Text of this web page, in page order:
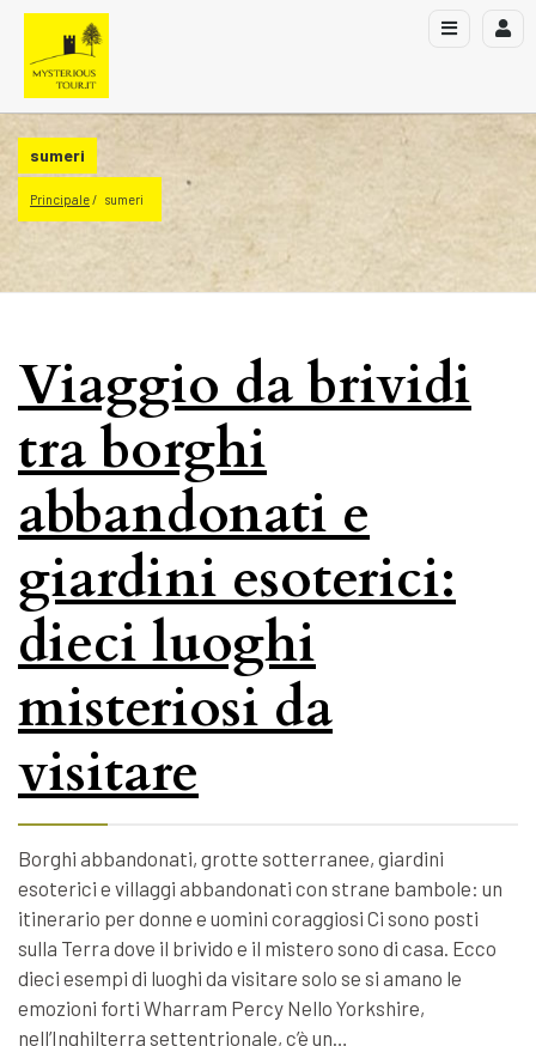
sumeri
Principale sumeri
Viaggio da brividi
tra borghi
abbandonati e
giardini esoterici:
dieci luoghi
misteriosi da
visitare
Borghi abbandonati, grotte sotterranee, giardini
esoterici e villaggi abbandonati con strane bambole: un
itinerario per donne e uomini coraggiosi Ci sono posti
sulla Terra dove il brivido e il mistero sono di casa. Ecco
dieci esempi di luoghi da visitare solo se si amano le
emozioni forti Wharram Percy Nello Yorkshire,
nell’Inghilterra settentrionale, c’è un…